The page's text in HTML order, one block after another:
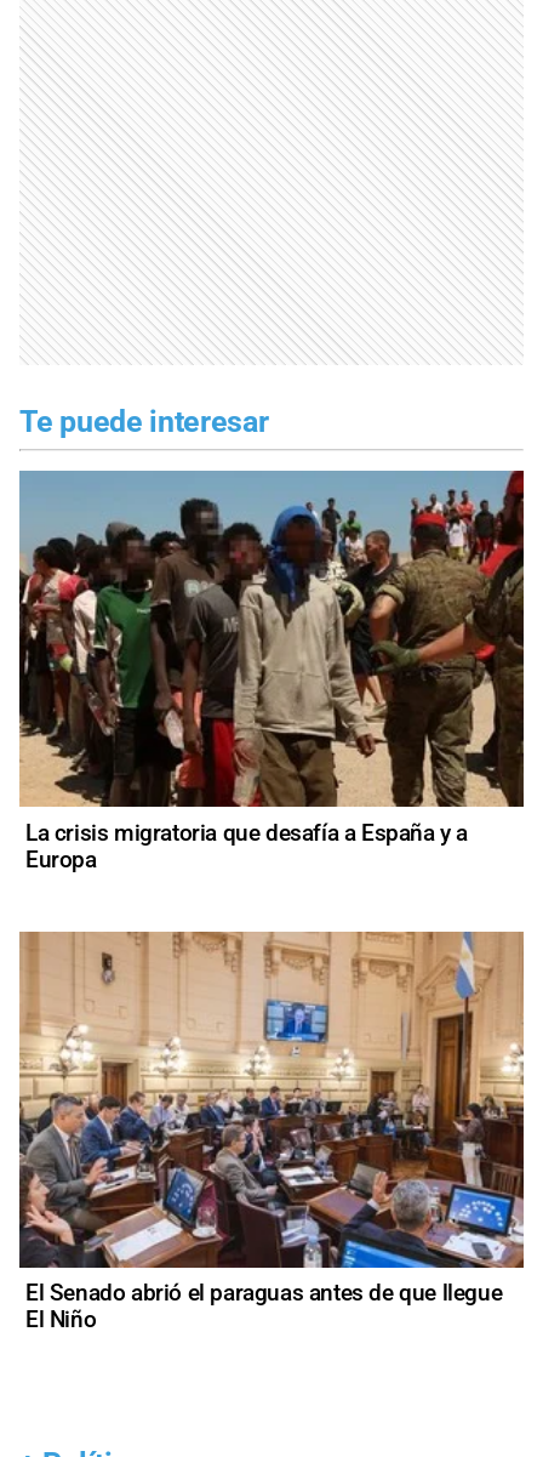
Te puede interesar
La crisis migratoria que desafía a España y a
Europa
El Senado abrió el paraguas antes de que llegue
El Niño